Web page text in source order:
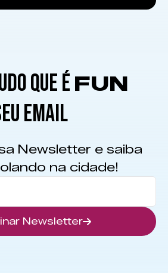
QUE É FUN
EMAIL
Newsletter e saiba
na cidade!
Newsletter